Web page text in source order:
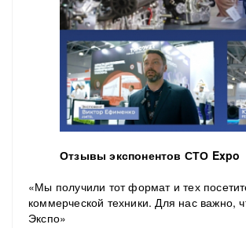
Отзывы экспонентов СТО Expo
«Мы получили тот формат и тех
коммерческой техники. Для нас важно,
Экспо»